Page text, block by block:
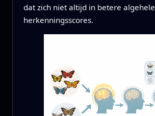
dat zich niet altijd in betere algehele
herkenningsscores.